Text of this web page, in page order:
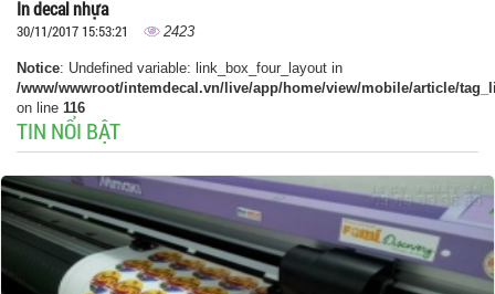
In decal nhựa
30/11/2017 15:53:21 2423
Notice: Undefined variable: link_box_four_layout in
/www/wwwroot/intemdecal.vn/live/app/home/view/mobile/article/
on line 116
TIN NỔI BẬT